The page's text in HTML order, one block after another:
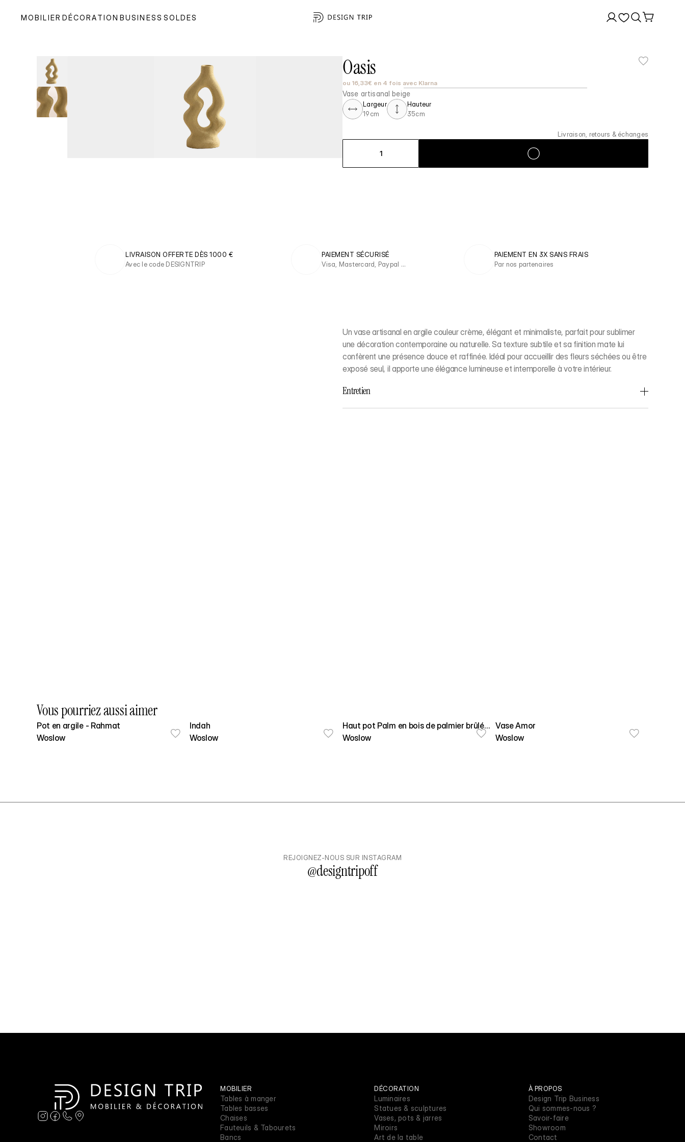
MOBILIER DÉCORATION BUSINESS SOLDES
Oasis
ou 16,33€ en 4 fois avec Klarna
Vase artisanal beige
Largeur
19cm
Hauteur
35cm
Livraison, retours & échanges
1
LIVRAISON OFFERTE DÈS 1000 €
Avec le code DESIGNTRIP
PAIEMENT SÉCURISÉ
Visa, Mastercard, Paypal …
PAIEMENT EN 3X SANS FRAIS
Par nos partenaires
Un vase artisanal en argile couleur crème, élégant et minimaliste, parfait pour sublimer
une décoration contemporaine ou naturelle. Sa texture subtile et sa finition mate lui
confèrent une présence douce et raffinée. Idéal pour accueillir des fleurs séchées ou être
exposé seul, il apporte une élégance lumineuse et intemporelle à votre intérieur.
Entretien
Vous pourriez aussi aimer
Pot en argile - Rahmat
Woslow
Indah
Woslow
Haut pot Palm en bois de palmier brûlé
noir (100*50*55 cm)
Woslow
Vase Amor
Woslow
REJOIGNEZ-NOUS SUR INSTAGRAM
@designtripoff
MOBILIER
Tables à manger
Tables basses
Chaises
Fauteuils & Tabourets
Bancs
DÉCORATION
Luminaires
Statues & sculptures
Vases, pots & jarres
Miroirs
Art de la table
À PROPOS
Design Trip Business
Qui sommes-nous ?
Savoir-faire
Showroom
Contact